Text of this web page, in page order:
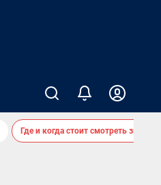
Где и когда стоит смотреть